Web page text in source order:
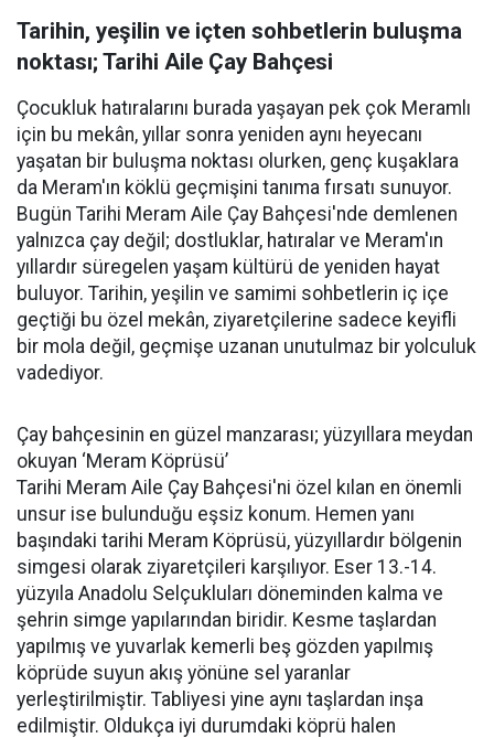
Tarihin, yeşilin ve içten sohbetlerin buluşma
noktası; Tarihi Aile Çay Bahçesi
Çocukluk hatıralarını burada yaşayan pek çok Meramlı
için bu mekân, yıllar sonra yeniden aynı heyecanı
yaşatan bir buluşma noktası olurken, genç kuşaklara
da Meram'ın köklü geçmişini tanıma fırsatı sunuyor.
Bugün Tarihi Meram Aile Çay Bahçesi'nde demlenen
yalnızca çay değil; dostluklar, hatıralar ve Meram'ın
yıllardır süregelen yaşam kültürü de yeniden hayat
buluyor. Tarihin, yeşilin ve samimi sohbetlerin iç içe
geçtiği bu özel mekân, ziyaretçilerine sadece keyifli
bir mola değil, geçmişe uzanan unutulmaz bir yolculuk
vadediyor.
Çay bahçesinin en güzel manzarası; yüzyıllara meydan
okuyan ‘Meram Köprüsü’
Tarihi Meram Aile Çay Bahçesi'ni özel kılan en önemli
unsur ise bulunduğu eşsiz konum. Hemen yanı
başındaki tarihi Meram Köprüsü, yüzyıllardır bölgenin
simgesi olarak ziyaretçileri karşılıyor. Eser 13.-14.
yüzyıla Anadolu Selçukluları döneminden kalma ve
şehrin simge yapılarından biridir. Kesme taşlardan
yapılmış ve yuvarlak kemerli beş gözden yapılmış
köprüde suyun akış yönüne sel yaranlar
yerleştirilmiştir. Tabliyesi yine aynı taşlardan inşa
edilmiştir. Oldukça iyi durumdaki köprü halen